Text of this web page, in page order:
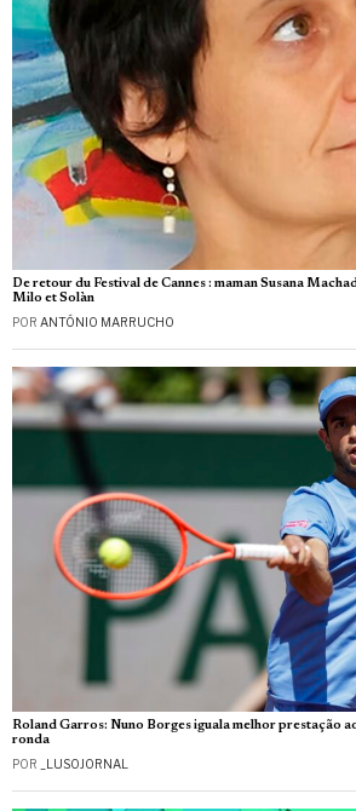
De retour du Festival de Cannes : maman Susana
Milo et Solàn
POR ANTÓNIO MARRUCHO
Roland Garros: Nuno Borges iguala melhor prestação
ronda
POR _LUSOJORNAL